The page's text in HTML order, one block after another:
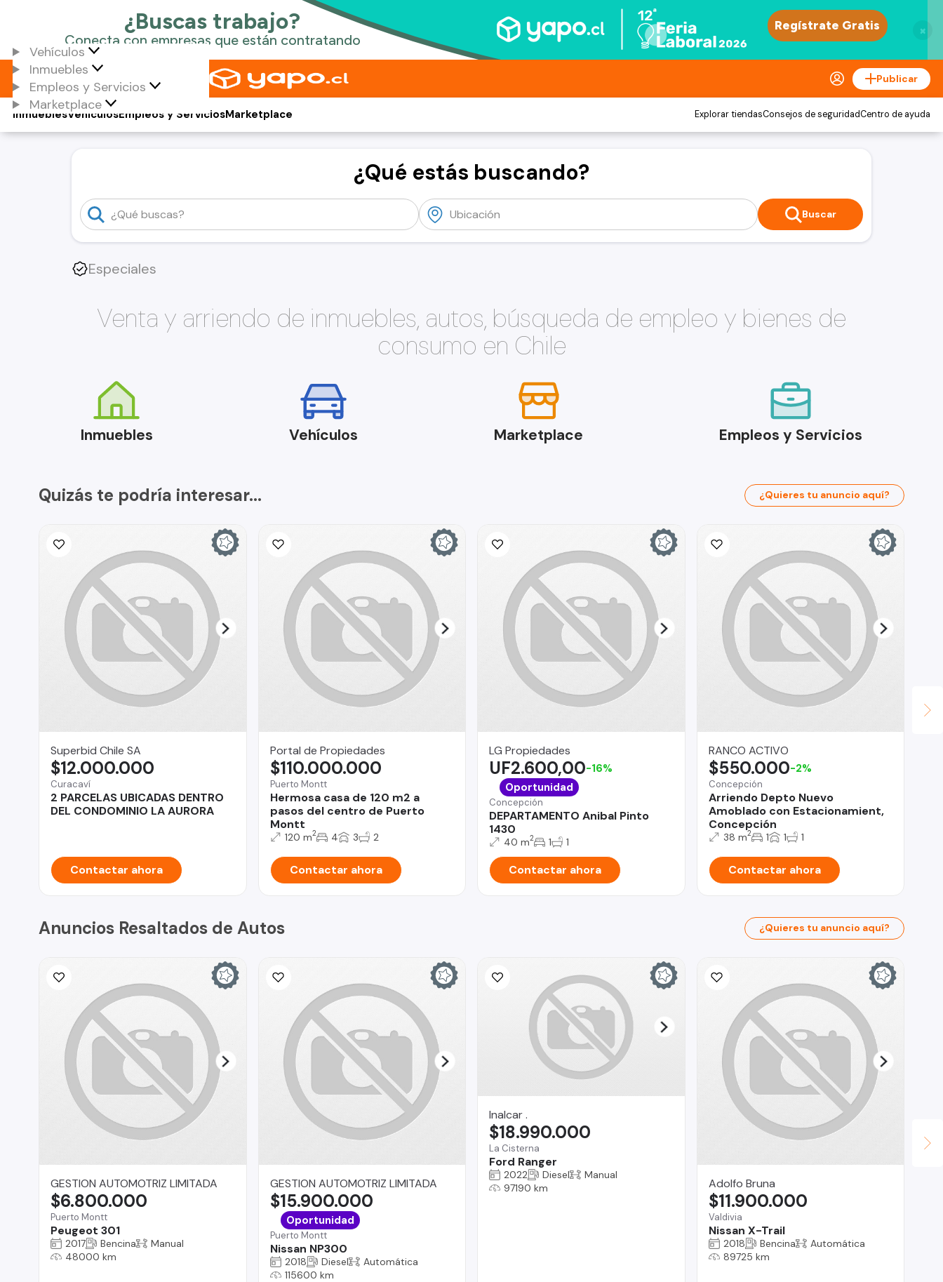
×
Vehículos
Inmuebles
Empleos y Servicios
Marketplace
Publicar
Vehículos
Inmuebles Empleos y ServiciosMarketplace Explorar tiendasConsejos de seguridadCentro de ayuda
¿Qué estás buscando?
Buscar
Especiales
Venta y arriendo de inmuebles, autos, búsqueda de empleo y bienes de
consumo en Chile
Inmuebles Vehículos Marketplace Empleos y Servicios
Quizás te podría interesar... ¿Quieres tu anuncio aquí?
Superbid Chile SA
Curacaví
2 PARCELAS UBICADAS DENTRO
DEL CONDOMINIO LA AURORA
$12.000.000
Contactar ahora
Portal de Propiedades
Puerto Montt
Hermosa casa de 120 m2 a
pasos del centro de Puerto
Montt
$110.000.000
120 m2 4 3 2
Contactar ahora
LG Propiedades
Concepción
DEPARTAMENTO Anibal Pinto
1430
UF2.600,00-16%
Oportunidad
40 m2 1 1
Contactar ahora
RANCO ACTIVO
Concepción
Arriendo Depto Nuevo
Amoblado con Estacionamient,
Concepción
$550.000-2%
38 m2 1 1 1
Contactar ahora
Anuncios Resaltados de Autos ¿Quieres tu anuncio aquí?
GESTION AUTOMOTRIZ LIMITADA
Puerto Montt
Peugeot 301
$6.800.000
2017 Bencina
Manual
48000 km
GESTION AUTOMOTRIZ LIMITADA
Puerto Montt
Nissan NP300
$15.900.000
Oportunidad
2018 Diesel
Automática
115600 km
Inalcar .
La Cisterna
Ford Ranger
$18.990.000
2022 Diesel
Manual
97190 km
Adolfo Bruna
Valdivia
Nissan X-Trail
$11.900.000
2018 Bencina
Automática
89725 km